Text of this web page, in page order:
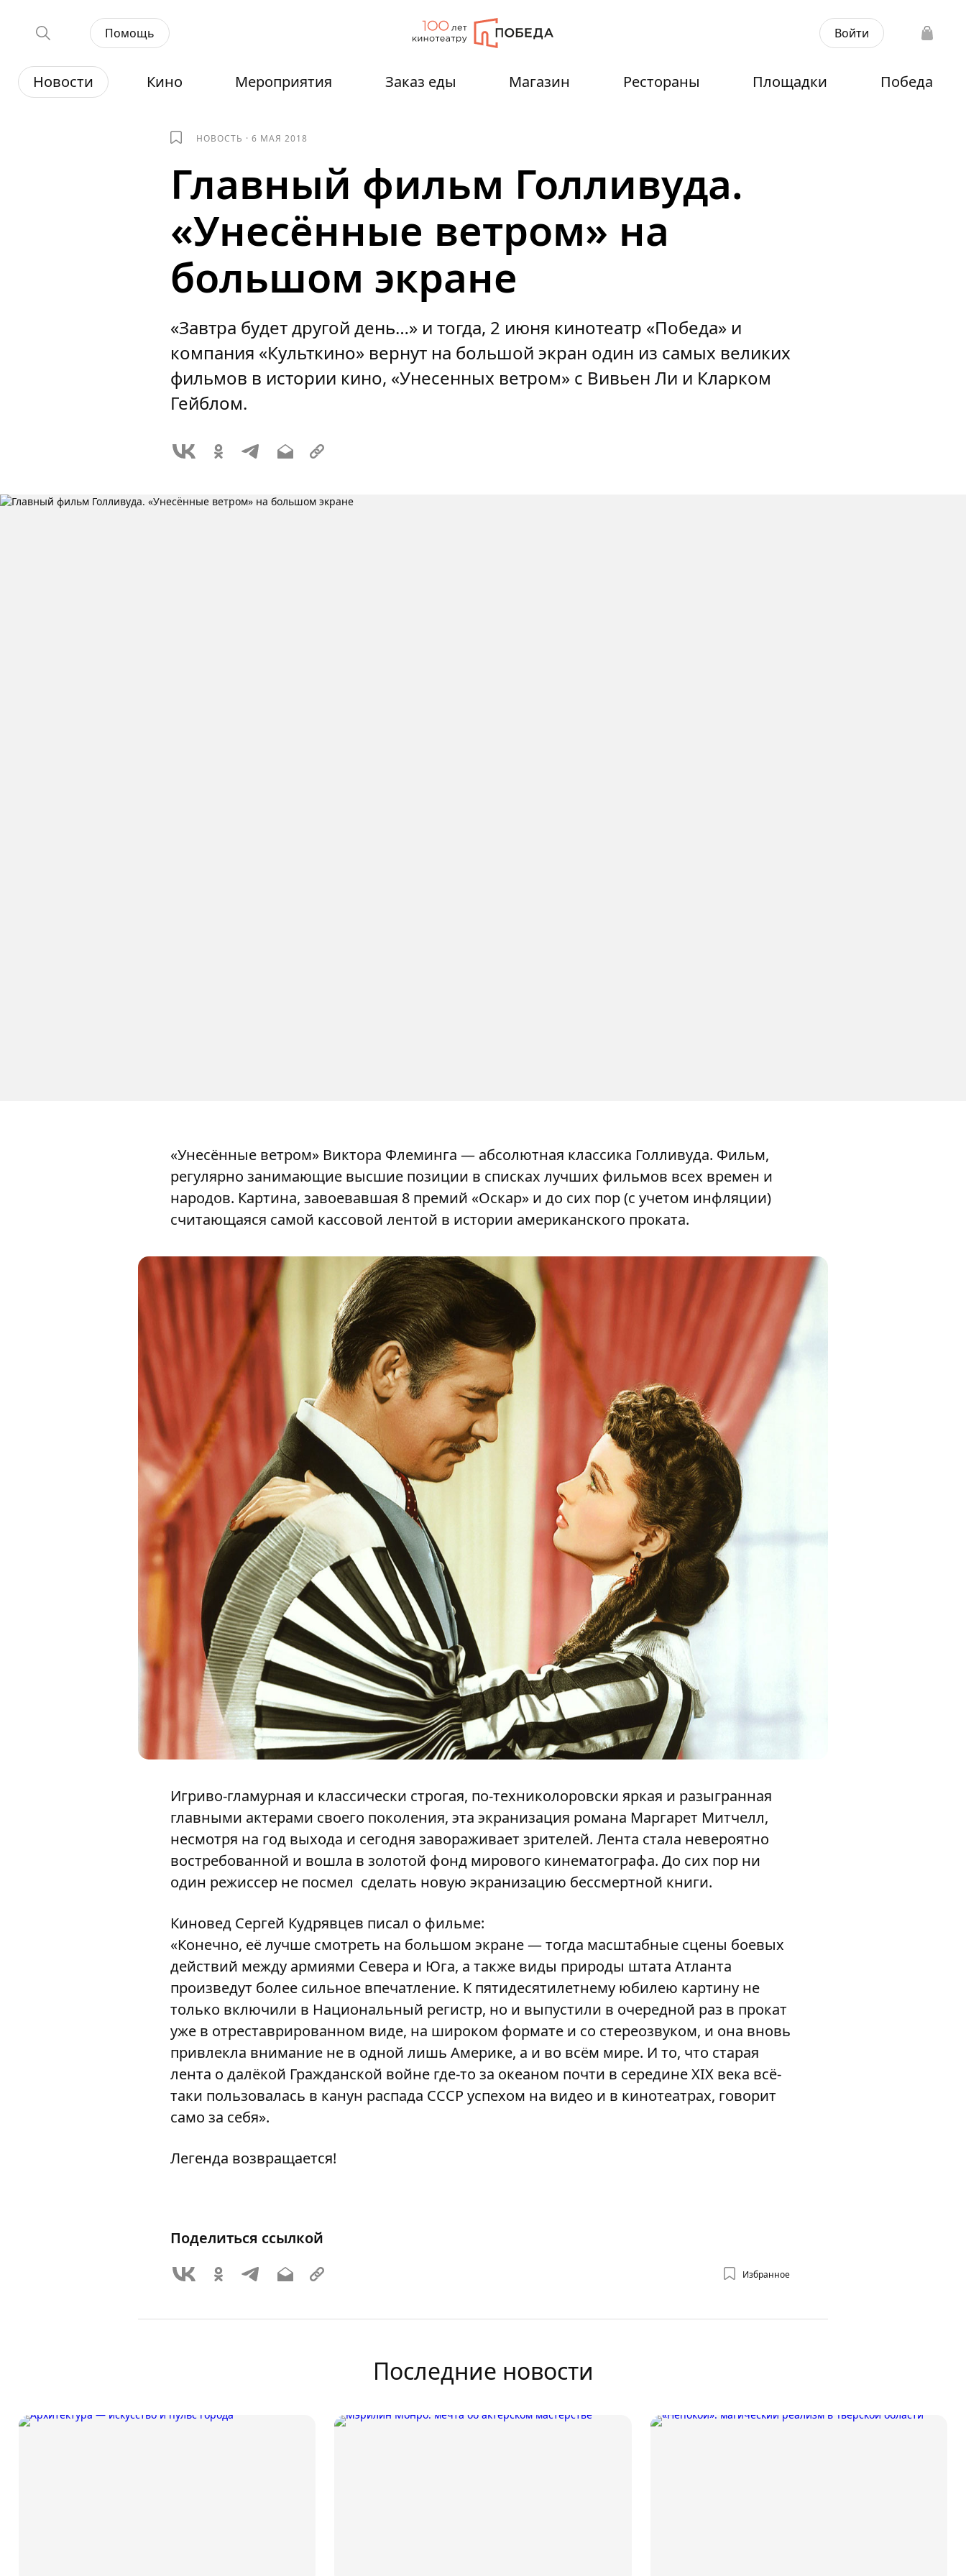
Помощь Войти
Новости Кино Мероприятия Заказ еды Магазин Рестораны Площадки Победа
НОВОСТЬ ·6 МАЯ 2018
Главный фильм Голливуда.
«Унесённые ветром» на
большом экране
«Завтра будет другой день…» и тогда, 2 июня кинотеатр «Победа» и
компания «Культкино» вернут на большой экран один из самых великих
фильмов в истории кино, «Унесенных ветром» с Вивьен Ли и Кларком
Гейблом.
«Унесённые ветром» Виктора Флеминга — абсолютная классика Голливуда. Фильм,
регулярно занимающие высшие позиции в списках лучших фильмов всех времен и
народов. Картина, завоевавшая 8 премий «Оскар» и до сих пор (с учетом инфляции)
считающаяся самой кассовой лентой в истории американского проката.
Игриво-гламурная и классически строгая, по-техниколоровски яркая и разыгранная
главными актерами своего поколения, эта экранизация романа Маргарет Митчелл,
несмотря на год выхода и сегодня завораживает зрителей. Лента стала невероятно
востребованной и вошла в золотой фонд мирового кинематографа. До сих пор ни
один режиссер не посмел сделать новую экранизацию бессмертной книги.
Киновед Сергей Кудрявцев писал о фильме:
«Конечно, её лучше смотреть на большом экране — тогда масштабные сцены боевых
действий между армиями Севера и Юга, а также виды природы штата Атланта
произведут более сильное впечатление. К пятидесятилетнему юбилею картину не
только включили в Национальный регистр, но и выпустили в очередной раз в прокат
уже в отреставрированном виде, на широком формате и со стереозвуком, и она вновь
привлекла внимание не в одной лишь Америке, а и во всём мире. И то, что старая
лента о далёкой Гражданской войне где-то за океаном почти в середине XIX века всё-
таки пользовалась в канун распада СССР успехом на видео и в кинотеатрах, говорит
само за себя».
Легенда возвращается!
Избранное
Поделиться ссылкой
Последние новости